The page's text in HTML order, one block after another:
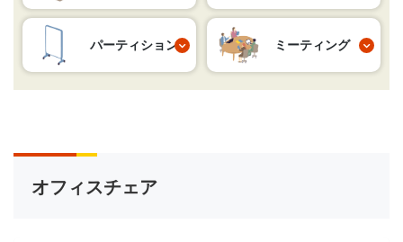
パーティション ミーティング
オフィスチェア